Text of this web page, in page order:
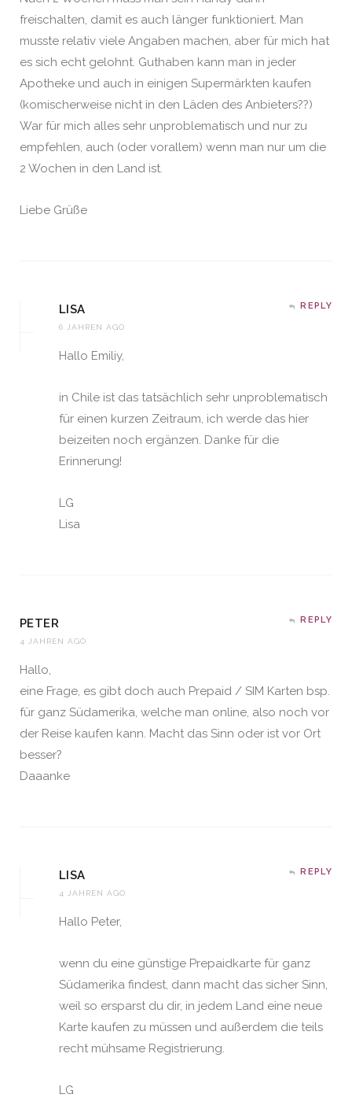
freischalten, damit es auch länger funktioniert. Man
musste relativ viele Angaben machen, aber für mich hat
es sich echt gelohnt. Guthaben kann man in jeder
Apotheke und auch in einigen Supermärkten kaufen
(komischerweise nicht in den Läden des Anbieters??)
War für mich alles sehr unproblematisch und nur zu
empfehlen, auch (oder vorallem) wenn man nur um die
2 Wochen in den Land ist.
Liebe Grüße
LISA
6 JAHREN AGO
REPLY
Hallo Emiliy,
in Chile ist das tatsächlich sehr unproblematisch
für einen kurzen Zeitraum, ich werde das hier
beizeiten noch ergänzen. Danke für die
Erinnerung!
LG
Lisa
PETER
4 JAHREN AGO
REPLY
Hallo,
eine Frage, es gibt doch auch Prepaid / SIM Karten bsp.
für ganz Südamerika, welche man online, also noch vor
der Reise kaufen kann. Macht das Sinn oder ist vor Ort
besser?
Daaanke
LISA
4 JAHREN AGO
REPLY
Hallo Peter,
wenn du eine günstige Prepaidkarte für ganz
Südamerika findest, dann macht das sicher Sinn,
weil so ersparst du dir, in jedem Land eine neue
Karte kaufen zu müssen und außerdem die teils
recht mühsame Registrierung.
LG